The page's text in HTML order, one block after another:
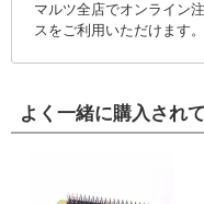
マルツ全店でオンライン
スをご利用いただけます。
よく一緒に購入され